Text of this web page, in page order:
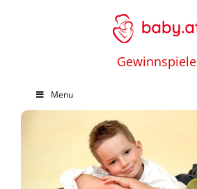
Gewinnspiele
Menu